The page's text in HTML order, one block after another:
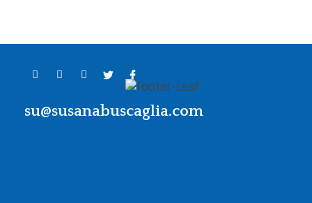
su@susanabuscaglia.com